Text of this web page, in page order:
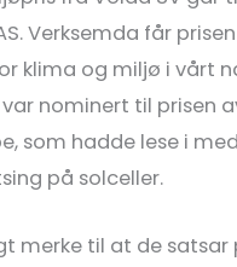
Verksemda får
klima og miljø i vårt
var nominert til prisen
som hadde lese i
på solceller.
merke til at de satsar